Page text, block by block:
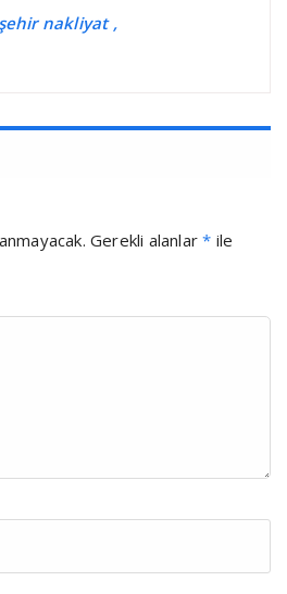
nakliyat ,
Gerekli alanlar* ile